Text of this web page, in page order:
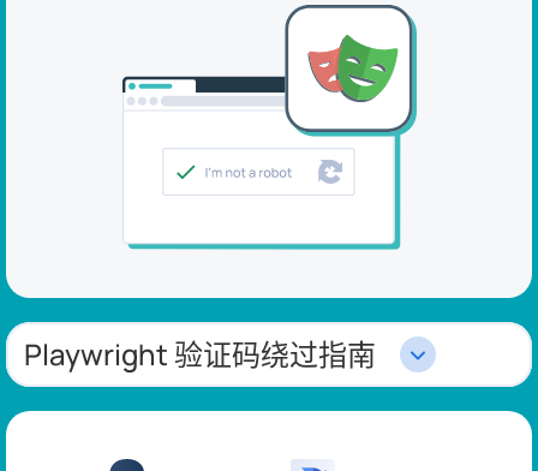
Playwright 验证码绕过指南